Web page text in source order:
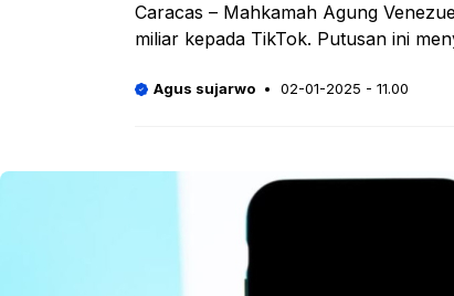
Caracas – Mahkamah Agung
miliar kepada TikTok. Putusan ini
Agus sujarwo 02-01-2025 - 11.00